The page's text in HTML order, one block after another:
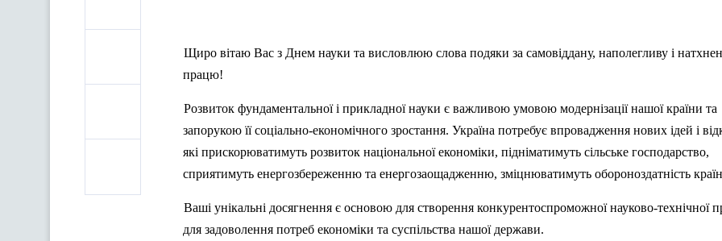
Щиро вітаю Вас з Днем науки та висловлюю слова подяки за самовіддану, наполегливу і
працю!
Розвиток фундаментальної і прикладної науки є важливою умовою модернізації нашої країни та
запорукою її соціально-економічного зростання. Україна потребує впровадження нових ідей і
які прискорюватимуть розвиток національної економіки, підніматимуть сільське господарство,
сприятимуть енергозбереженню та енергозаощадженню, зміцнюватимуть обороноздатність
Ваші унікальні досягнення є основою для створення конкурентоспроможної науково-технічної
для задоволення потреб економіки та суспільства нашої держави.